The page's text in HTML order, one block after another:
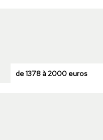
de 1378 à 2000 euros